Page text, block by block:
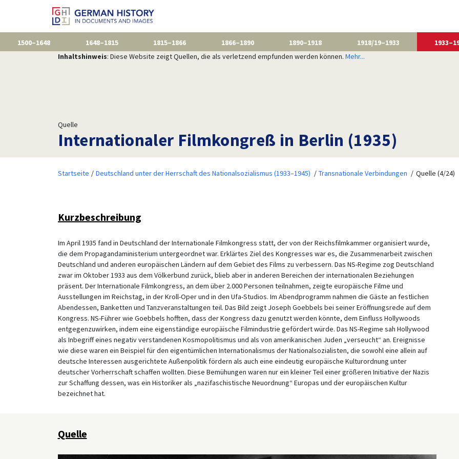
1500–1648 1648–1815 1815–1866 1866–1890 1890–1918 1918/19–1933
Inhaltshinweis: Diese Website zeigt Quellen, die als verletzend empfunden werden können. Mehr...
Quelle
Internationaler Filmkongreß in Berlin (1935)
Startseite Deutschland unter der Herrschaft des Nationalsozialismus (1933–1945) Transnationale Verbindungen Quelle (4/24)
Kurzbeschreibung
Im April 1935 fand in Deutschland der Internationale Filmkongress statt, der von der Reichsfilmkammer organisiert wurde,
die dem Propagandaministerium untergeordnet war. Erklärtes Ziel des Kongresses war es, die Zusammenarbeit zwischen
Deutschland und anderen europäischen Ländern auf dem Gebiet des Films zu verbessern. Das NS-Regime zog Deutschland
zwar im Oktober 1933 aus dem Völkerbund zurück, blieb aber in anderen Bereichen der internationalen Beziehungen
präsent. Der Internationale Filmkongress, an dem über 2.000 Personen teilnahmen, zeigte europäische Filme und
Ausstellungen im Reichstag, in der Kroll-Oper und in den Ufa-Studios. Im Abendprogramm nahmen die Gäste an festlichen
Abendessen, Banketten und Tanzveranstaltungen teil. Das Bild zeigt Joseph Goebbels bei seiner Eröffnungsrede auf dem
Kongress. NS-Führer wie Goebbels hofften, dass der Kongress dazu genutzt werden könnte, dem Einfluss Hollywoods
entgegenzuwirken, indem eine eigenständige europäische Filmindustrie gefördert würde. Das NS-Regime sah Hollywood
als Inbegriff eines negativ verstandenen Kosmopolitismus und als von amerikanischen Juden „verseucht“ an. Ereignisse
wie diese waren ein Beispiel für den eigentümlichen Internationalismus der Nationalsozialisten, die sowohl eine allein auf
deutsche Interessen ausgerichtete Außenpolitik fördern als auch eine eindeutig europäische Kulturordnung unter
deutscher Vorherrschaft schaffen wollten. Diese Bemühungen waren nur ein kleiner Teil einer größeren Initiative der Nazis
zur Schaffung dessen, was ein Historiker als „nazifaschistische Neuordnung“ Europas und der europäischen Kultur
bezeichnet hat.
Quelle